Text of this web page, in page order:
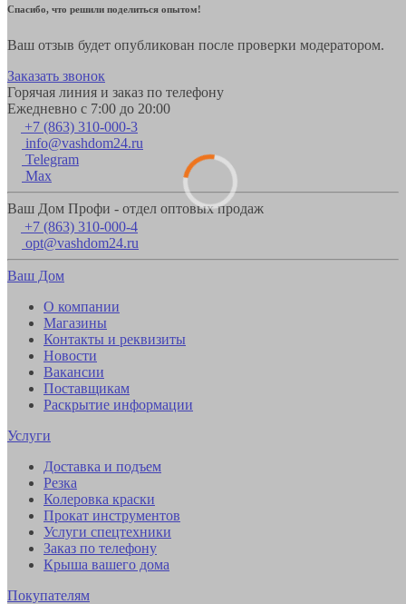
Спасибо, что решили поделиться опытом!
Ваш отзыв будет опубликован после проверки модератором.
Заказать звонок
Горячая линия и заказ по телефону
Ежедневно с 7:00 до 20:00
+7 (863) 310-000-3
info@vashdom24.ru
Telegram
Max
Ваш Дом Профи - отдел оптовых продаж
+7 (863) 310-000-4
opt@vashdom24.ru
Ваш Дом
О компании
Магазины
Контакты и реквизиты
Новости
Вакансии
Поставщикам
Раскрытие информации
Услуги
Доставка и подъем
Резка
Колеровка краски
Прокат инструментов
Услуги спецтехники
Заказ по телефону
Крыша вашего дома
Покупателям